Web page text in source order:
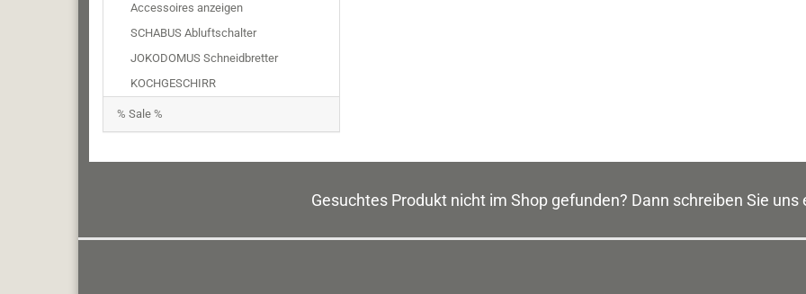
Accessoires anzeigen
SCHABUS Abluftschalter
JOKODOMUS Schneidbretter
KOCHGESCHIRR
% Sale %
Gesuchtes Produkt nicht im Shop gefunden? Dann schreiben Sie uns